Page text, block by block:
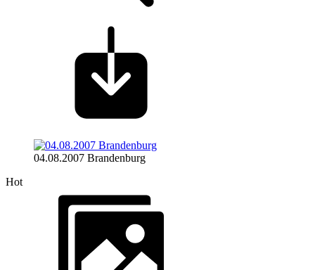
04.08.2007 Brandenburg
Hot